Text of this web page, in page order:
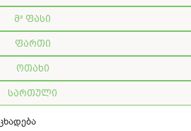
მ² ფასი
ფართი
ოთახი
სართული